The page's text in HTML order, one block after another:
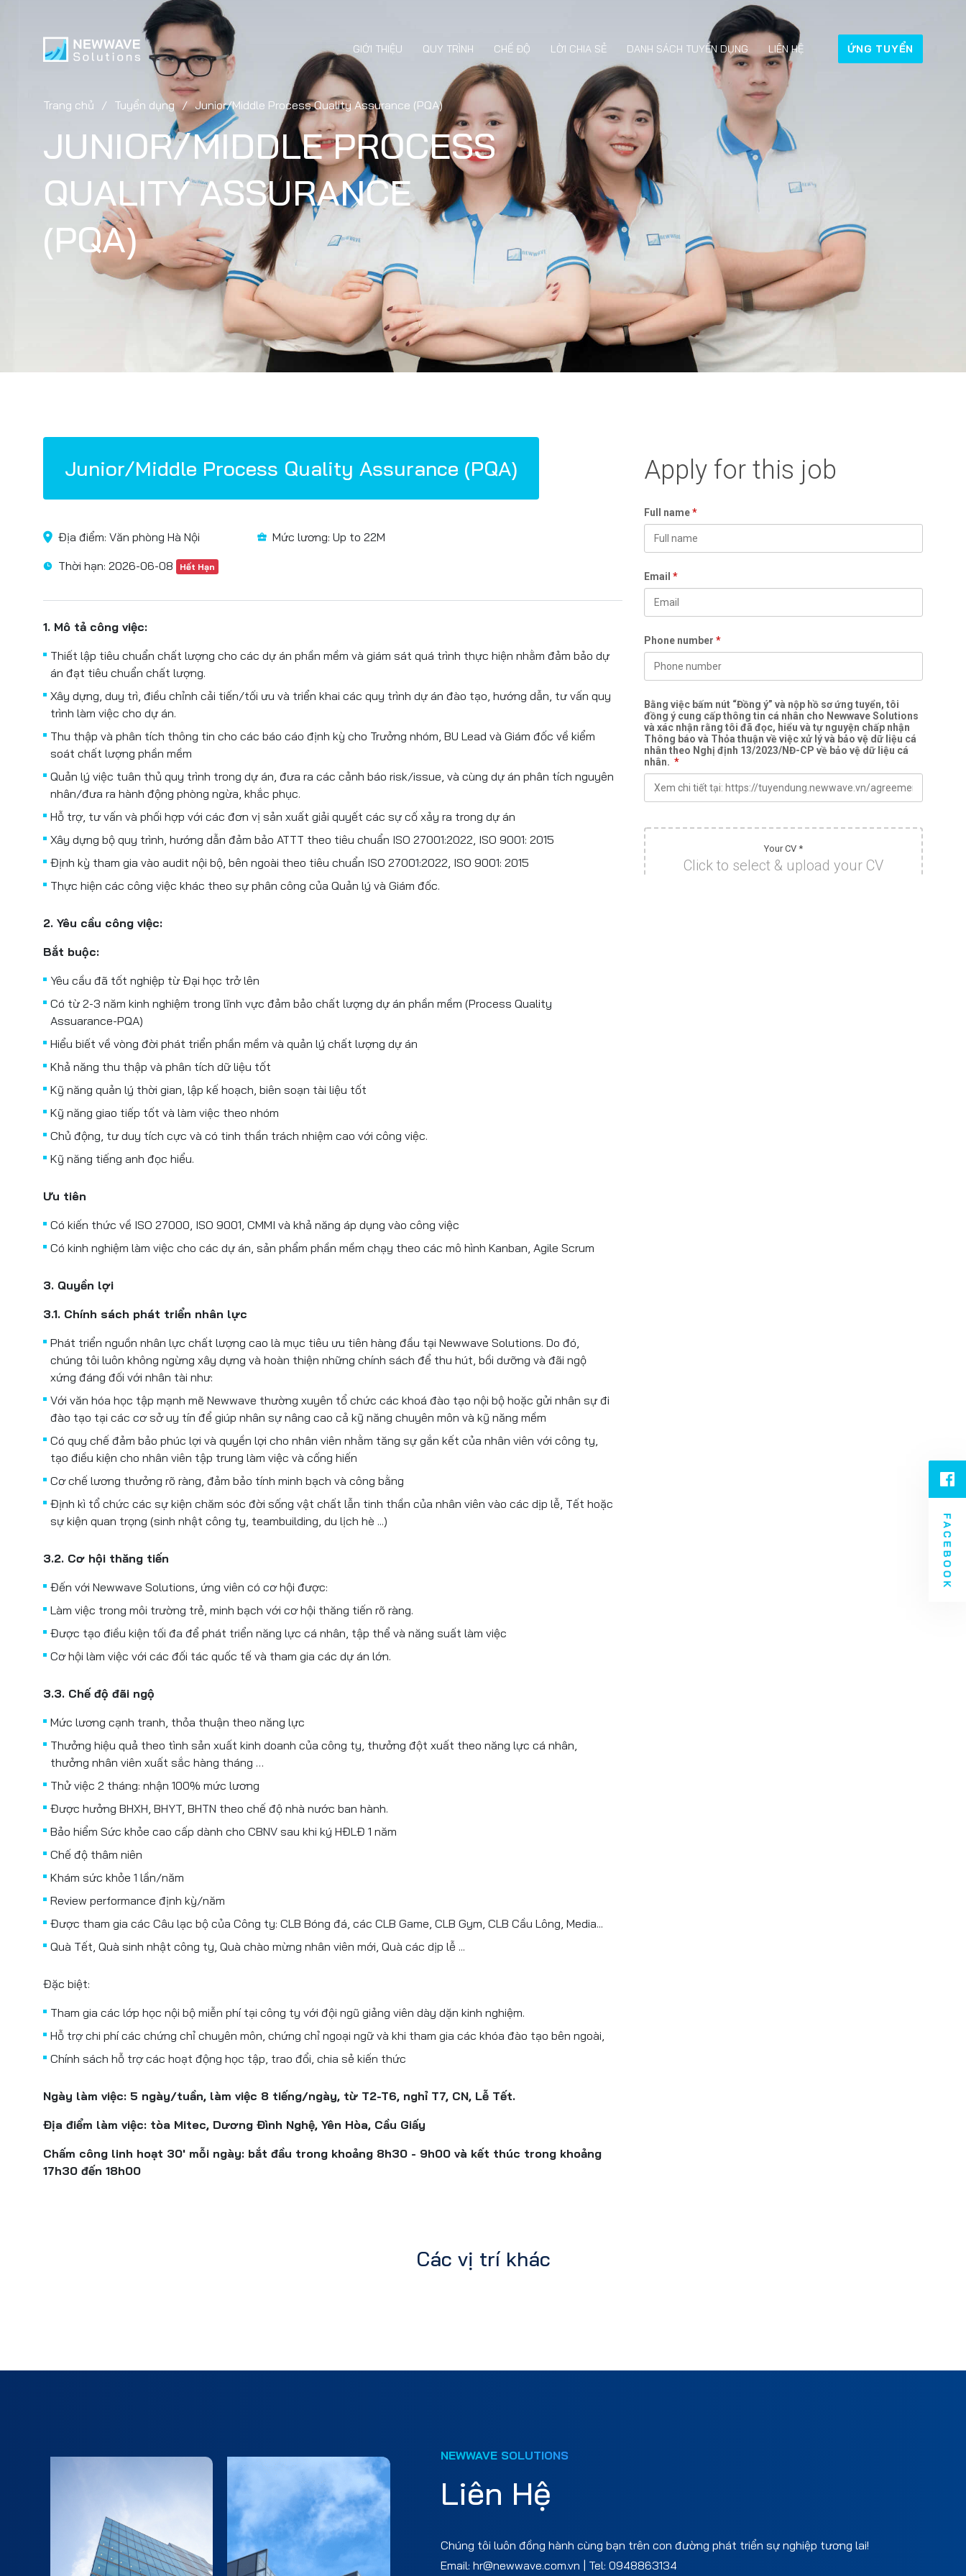
GIỚI THIỆU QUY TRÌNH CHẾ ĐỘ LỜI CHIA SẺ DANH SÁCH TUYỂN DỤNG LIÊN HỆ ỨNG TUYỂN
Trang chủ Tuyển dụng Junior/Middle Process Quality Assurance (PQA)
JUNIOR/MIDDLE PROCESS
QUALITY ASSURANCE
(PQA)
Junior/Middle Process Quality Assurance (PQA)
Địa điểm: Văn phòng Hà Nội
Mức lương: Up to 22M
Thời hạn: 2026-06-08
Hết Hạn
1. Mô tả công việc:
Thiết lập tiêu chuẩn chất lượng cho các dự án phần mềm và giám sát quá trình thực hiện nhằm đảm bảo dự
án đạt tiêu chuẩn chất lượng.
Xây dựng, duy trì, điều chỉnh cải tiến/tối ưu và triển khai các quy trình dự án đào tạo, hướng dẫn, tư vấn quy
trình làm việc cho dự án.
Thu thập và phân tích thông tin cho các báo cáo định kỳ cho Trưởng nhóm, BU Lead và Giám đốc về kiểm
soát chất lượng phần mềm
Quản lý việc tuân thủ quy trình trong dự án, đưa ra các cảnh báo risk/issue, và cùng dự án phân tích nguyên
nhân/đưa ra hành động phòng ngừa, khắc phục.
Hỗ trợ, tư vấn và phối hợp với các đơn vị sản xuất giải quyết các sự cố xảy ra trong dự án
Xây dựng bộ quy trình, hướng dẫn đảm bảo ATTT theo tiêu chuẩn ISO 27001:2022, ISO 9001: 2015
Định kỳ tham gia vào audit nội bộ, bên ngoài theo tiêu chuẩn ISO 27001:2022, ISO 9001: 2015
Thực hiện các công việc khác theo sự phân công của Quản lý và Giám đốc.
2. Yêu cầu công việc:
Bắt buộc:
Yêu cầu đã tốt nghiệp từ Đại học trở lên
Có từ 2-3 năm kinh nghiệm trong lĩnh vực đảm bảo chất lượng dự án phần mềm (Process Quality
Assuarance-PQA)
Hiểu biết về vòng đời phát triển phần mềm và quản lý chất lượng dự án
Khả năng thu thập và phân tích dữ liệu tốt
Kỹ năng quản lý thời gian, lập kế hoạch, biên soạn tài liệu tốt
Kỹ năng giao tiếp tốt và làm việc theo nhóm
Chủ động, tư duy tích cực và có tinh thần trách nhiệm cao với công việc.
Kỹ năng tiếng anh đọc hiểu.
Ưu tiên
Có kiến thức về ISO 27000, ISO 9001, CMMI và khả năng áp dụng vào công việc
Có kinh nghiệm làm việc cho các dự án, sản phẩm phần mềm chạy theo các mô hình Kanban, Agile Scrum
3. Quyền lợi
3.1. Chính sách phát triển nhân lực
Phát triển nguồn nhân lực chất lượng cao là mục tiêu ưu tiên hàng đầu tại Newwave Solutions. Do đó,
chúng tôi luôn không ngừng xây dựng và hoàn thiện những chính sách để thu hút, bồi dưỡng và đãi ngộ
xứng đáng đối với nhân tài như:
Với văn hóa học tập mạnh mẽ Newwave thường xuyên tổ chức các khoá đào tạo nội bộ hoặc gửi nhân sự đi
đào tạo tại các cơ sở uy tín để giúp nhân sự nâng cao cả kỹ năng chuyên môn và kỹ năng mềm
Có quy chế đảm bảo phúc lợi và quyền lợi cho nhân viên nhằm tăng sự gắn kết của nhân viên với công ty,
tạo điều kiện cho nhân viên tập trung làm việc và cống hiến
Cơ chế lương thưởng rõ ràng, đảm bảo tính minh bạch và công bằng
Định kì tổ chức các sự kiện chăm sóc đời sống vật chất lẫn tinh thần của nhân viên vào các dịp lễ, Tết hoặc
sự kiện quan trọng (sinh nhật công ty, teambuilding, du lịch hè ...)
3.2. Cơ hội thăng tiến
Đến với Newwave Solutions, ứng viên có cơ hội được:
Làm việc trong môi trường trẻ, minh bạch với cơ hội thăng tiến rõ ràng.
Được tạo điều kiện tối đa để phát triển năng lực cá nhân, tập thể và năng suất làm việc
Cơ hội làm việc với các đối tác quốc tế và tham gia các dự án lớn.
3.3. Chế độ đãi ngộ
Mức lương cạnh tranh, thỏa thuận theo năng lực
Thưởng hiệu quả theo tình sản xuất kinh doanh của công ty, thưởng đột xuất theo năng lực cá nhân,
thưởng nhân viên xuất sắc hàng tháng …
Thử việc 2 tháng: nhận 100% mức lương
Được hưởng BHXH, BHYT, BHTN theo chế độ nhà nước ban hành.
Bảo hiểm Sức khỏe cao cấp dành cho CBNV sau khi ký HĐLĐ 1 năm
Chế độ thâm niên
Khám sức khỏe 1 lần/năm
Review performance định kỳ/năm
Được tham gia các Câu lạc bộ của Công ty: CLB Bóng đá, các CLB Game, CLB Gym, CLB Cầu Lông, Media...
Quà Tết, Quà sinh nhật công ty, Quà chào mừng nhân viên mới, Quà các dịp lễ ...
Đặc biệt:
Tham gia các lớp học nội bộ miễn phí tại công ty với đội ngũ giảng viên dày dặn kinh nghiệm.
Hỗ trợ chi phí các chứng chỉ chuyên môn, chứng chỉ ngoại ngữ và khi tham gia các khóa đào tạo bên ngoài,
Chính sách hỗ trợ các hoạt động học tập, trao đổi, chia sẻ kiến thức
Ngày làm việc: 5 ngày/tuần, làm việc 8 tiếng/ngày, từ T2-T6, nghỉ T7, CN, Lễ Tết.
Địa điểm làm việc: tòa Mitec, Dương Đình Nghệ, Yên Hòa, Cầu Giấy
Chấm công linh hoạt 30' mỗi ngày: bắt đầu trong khoảng 8h30 - 9h00 và kết thúc trong khoảng
17h30 đến 18h00
Các vị trí khác
NEWWAVE SOLUTIONS
Liên Hệ
Chúng tôi luôn đồng hành cùng bạn trên con đường phát triển sự nghiệp tương lai!
Email: hr@newwave.com.vn | Tel: 0948863134